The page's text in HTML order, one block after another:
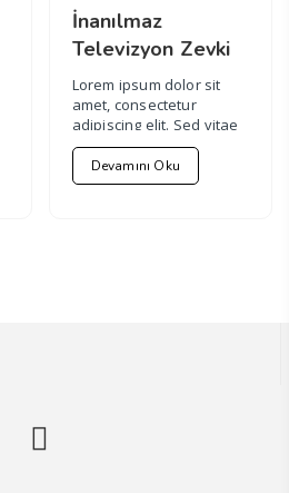
İnanılmaz
Televizyon Zevki
Lorem ipsum dolor sit
amet, consectetur
adipiscing elit. Sed vitae
fringilla ex. Ut id neque
nec nib...
Devamını Oku